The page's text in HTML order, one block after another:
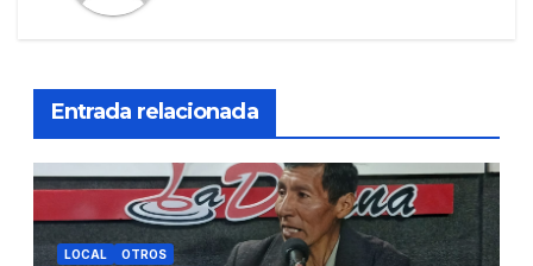
Entrada relacionada
LOCAL OTROS